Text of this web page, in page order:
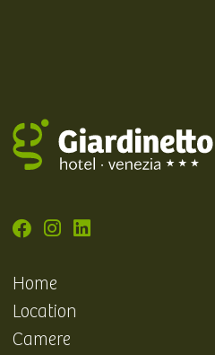
Home
Location
Camere